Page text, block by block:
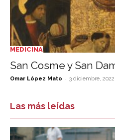
MEDICINA
San Cosme y San
Omar López Mato - 3 diciembre, 2022
Las más leídas